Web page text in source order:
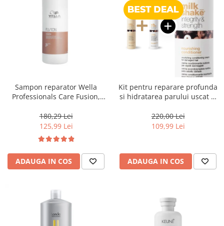
Sampon reparator Wella
Professionals Care Fusion,
180,29 Lei
125,99 Lei
ADAUGA IN COS
Kit pentru reparare profunda
si hidratarea parului uscat si
& Strength Nourishing
220,00 Lei
109,99 Lei
ADAUGA IN COS